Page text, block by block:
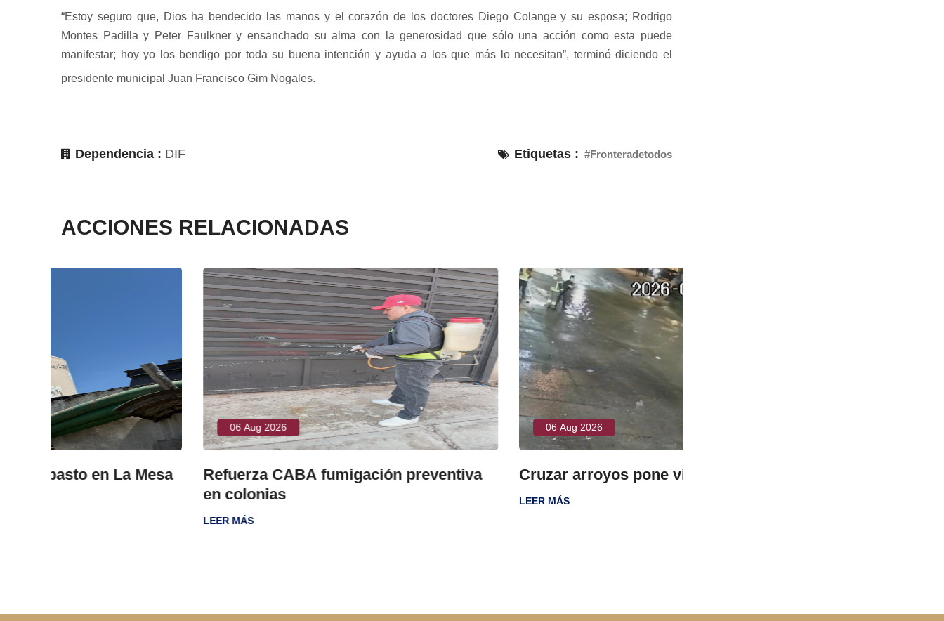
“Estoy seguro que, Dios ha bendecido las manos y el corazón de los doctores Diego Colange y su esposa; Rodrigo
Montes Padilla y Peter Faulkner y ensanchado su alma con la generosidad que sólo una acción como esta puede
manifestar; hoy yo los bendigo por toda su buena intención y ayuda a los que más lo necesitan”, terminó diciendo el
presidente municipal Juan Francisco Gim Nogales.
Dependencia : DIF Etiquetas : #Fronteradetodos
ACCIONES RELACIONADAS
06 Aug 2026
Refuerza CABA fumigación preventiva
06 Aug 2026
Cruzar arroyos pone vidas en riesgo